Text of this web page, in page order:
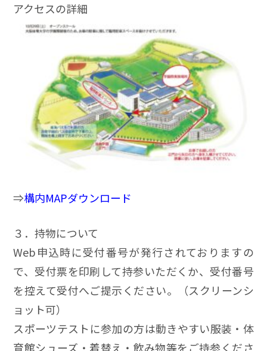
アクセスの詳細
⇒構内MAPダウンロード
３．持物について
Web申込時に受付番号が発行されておりますの
で、受付票を印刷して持参いただくか、受付番号
を控えて受付へご提示ください。（スクリーンシ
ョット可）
スポーツテストに参加の方は動きやすい服装・体
育館シューズ・着替え・飲み物等をご持参くださ